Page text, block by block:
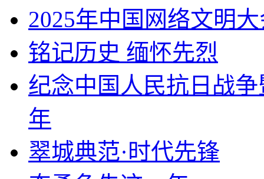
2025年中国网络文明
铭记历史 缅怀先烈
纪念中国人民抗日战
年
翠城典范·时代先锋